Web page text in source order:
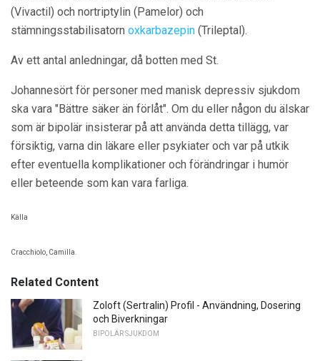
(Vivactil) och nortriptylin (Pamelor) och
stämningsstabilisatorn oxkarbazepin (Trileptal).
Av ett antal anledningar, då botten med St.
Johannesört för personer med manisk depressiv sjukdom
ska vara "Bättre säker än förlåt". Om du eller någon du älskar
som är bipolär insisterar på att använda detta tillägg, var
försiktig, varna din läkare eller psykiater och var på utkik
efter eventuella komplikationer och förändringar i humör
eller beteende som kan vara farliga.
Källa
Cracchiolo, Camilla.
Related Content
Zoloft (Sertralin) Profil - Användning, Dosering
och Biverkningar
BIPOLÄR SJUKDOM